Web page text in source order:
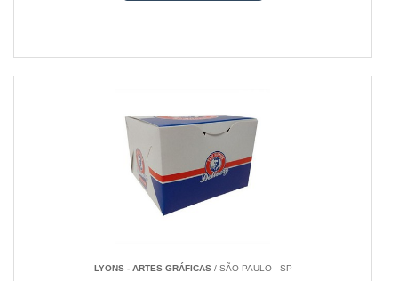
LYONS - ARTES GRÁFICAS/ SÃO PAULO - SP